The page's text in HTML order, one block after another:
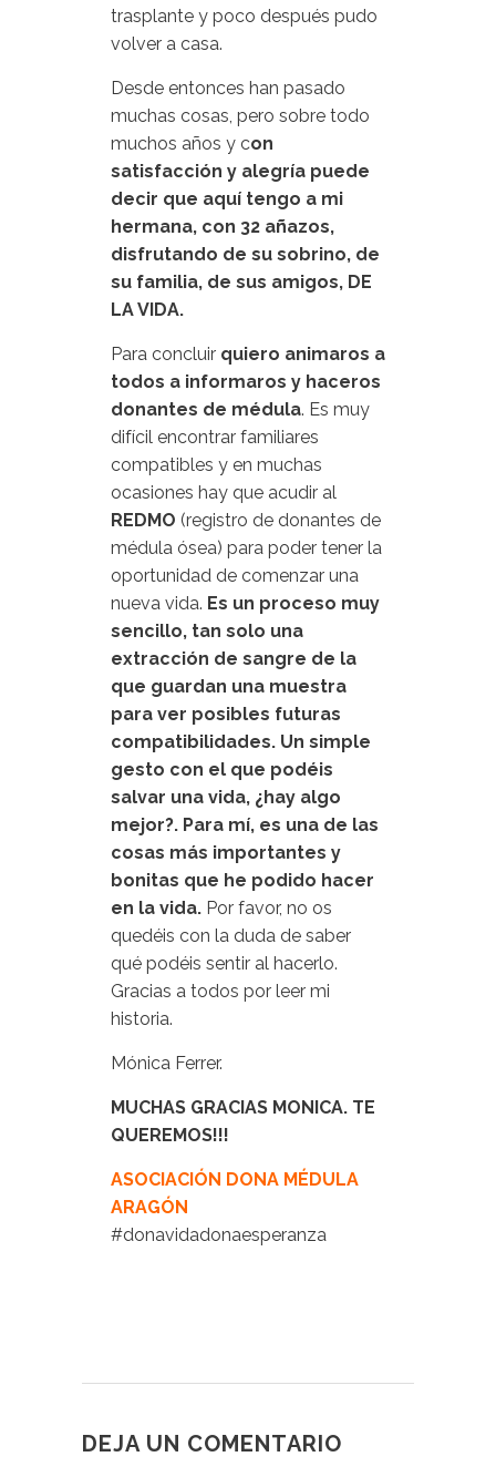
trasplante y poco después pudo
volver a casa.
Desde entonces han pasado
muchas cosas, pero sobre todo
muchos años y con
satisfacción y alegría puede
decir que aquí tengo a mi
hermana, con 32 añazos,
disfrutando de su sobrino, de
su familia, de sus amigos, DE
LA VIDA.
Para concluir quiero animaros a
todos a informaros y haceros
donantes de médula. Es muy
difícil encontrar familiares
compatibles y en muchas
ocasiones hay que acudir al
REDMO (registro de donantes de
médula ósea) para poder tener la
oportunidad de comenzar una
nueva vida. Es un proceso muy
sencillo, tan solo una
extracción de sangre de la
que guardan una muestra
para ver posibles futuras
compatibilidades. Un simple
gesto con el que podéis
salvar una vida, ¿hay algo
mejor?. Para mí, es una de las
cosas más importantes y
bonitas que he podido hacer
en la vida. Por favor, no os
quedéis con la duda de saber
qué podéis sentir al hacerlo.
Gracias a todos por leer mi
historia.
Mónica Ferrer.
MUCHAS GRACIAS MONICA. TE
QUEREMOS!!!
ASOCIACIÓN DONA MÉDULA
ARAGÓN
#donavidadonaesperanza
DEJA UN COMENTARIO